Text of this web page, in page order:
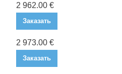
2 962.00 €
Заказать
2 973.00 €
Заказать